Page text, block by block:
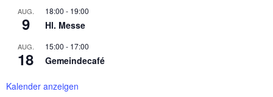
AUG.
9
18:00 - 19:00
Hl. Messe
AUG.
18
15:00 - 17:00
Gemeindecafé
Kalender anzeigen